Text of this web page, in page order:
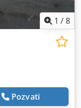
1 /8
Pozvati